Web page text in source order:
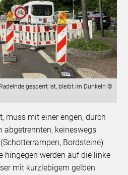
gesperrt ist, bleibt im Dunkeln ©
muss mit einer engen, durch
abgetrennten, keineswegs
Bordsteine)
hingegen werden auf die linke
mit kurzlebigem gelben